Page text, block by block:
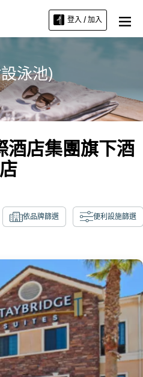
登入 / 加入
泳池)
酒店集團旗下酒
店
依品牌篩選 便利設施篩選